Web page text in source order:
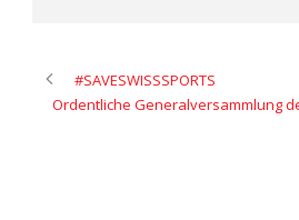
#SAVESWISSSPORTS
Ordentliche Generalversammlung